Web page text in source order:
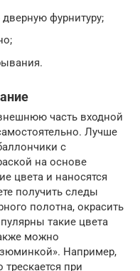
фурнитуру;
часть входной
Лучше
с
на основе
цвета и наносятся
получить следы
полотна, окрасить
такие цвета
можно
Например,
трескается при